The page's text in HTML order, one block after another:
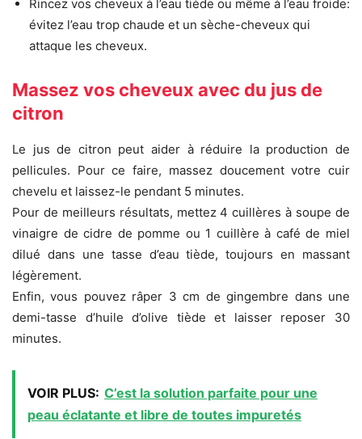
Rincez vos cheveux à l’eau tiède ou même à l’eau froide:
évitez l’eau trop chaude et un sèche-cheveux qui
attaque les cheveux.
Massez vos cheveux avec du jus de
citron
Le jus de citron peut aider à réduire la production de
pellicules. Pour ce faire, massez doucement votre cuir
chevelu et laissez-le pendant 5 minutes.
Pour de meilleurs résultats, mettez 4 cuillères à soupe de
vinaigre de cidre de pomme ou 1 cuillère à café de miel
dilué dans une tasse d’eau tiède, toujours en massant
légèrement.
Enfin, vous pouvez râper 3 cm de gingembre dans une
demi-tasse d’huile d’olive tiède et laisser reposer 30
minutes.
VOIR PLUS: C’est la solution parfaite pour une
peau éclatante et libre de toutes impuretés